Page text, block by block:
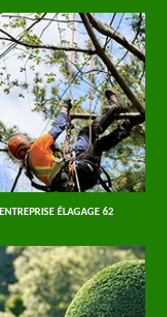
ENTREPRISE ÉLAGAGE 62